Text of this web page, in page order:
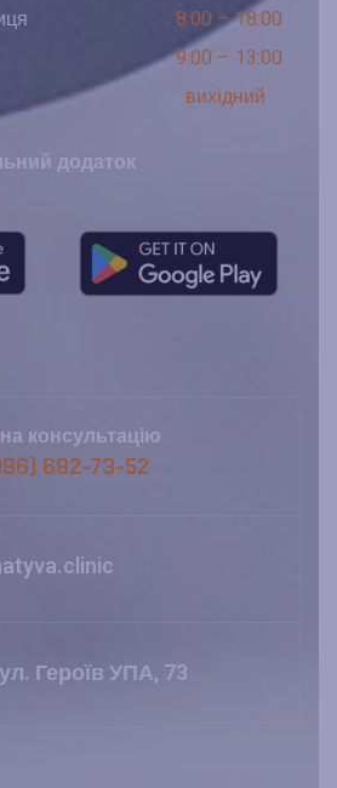
8:00 – 18:00
9:00 – 13:00
вихідний
додаток
консультацію
682-73-52
Героїв УПА, 73